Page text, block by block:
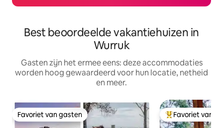
Best beoordeelde vakantiehuizen in
Wurruk
Gasten zijn het ermee eens: deze accommodaties
worden hoog gewaardeerd voor hun locatie, netheid
en meer.
Favoriet van gasten
Favoriet van gasten Topfavoriet van
Favoriet van